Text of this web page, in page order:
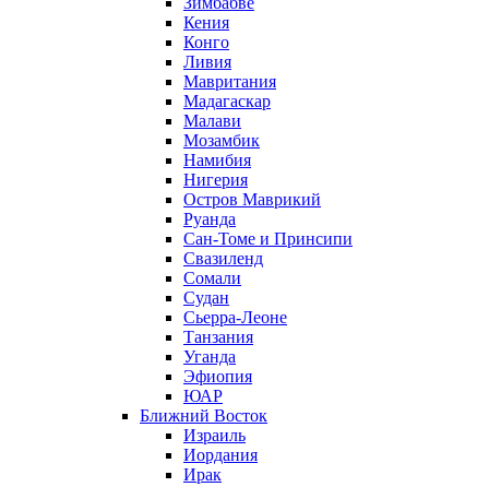
Кения
Конго
Ливия
Мавритания
Мадагаскар
Малави
Мозамбик
Намибия
Нигерия
Остров Маврикий
Руанда
Сан-Томе и Принсипи
Свазиленд
Сомали
Судан
Сьерра-Леоне
Танзания
Уганда
Эфиопия
ЮАР
Ближний Восток
Израиль
Иордания
Ирак